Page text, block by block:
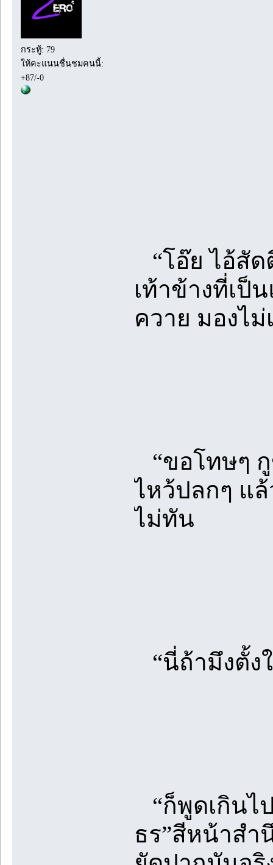
กระทู้: 79
ให้คะแนนชื่นชมคนนี้:
+87/-0
“โอ๊ย ไอ้สั
เท้าข้างที่เป็
ควาย มองไม่
“ขอโทษๆ กู
ไหว้ปลกๆ แ
ไม่ทัน
“นี่ถ้ามึงตั้ง
“ก็พูดเกินไ
ธร”สีหน้าสำ